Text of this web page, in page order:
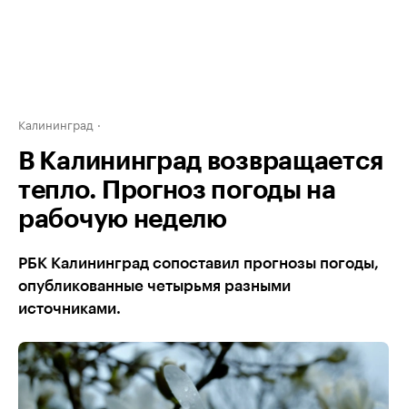
Калининград
В Калининград возвращается
тепло. Прогноз погоды на
рабочую неделю
РБК Калининград сопоставил прогнозы погоды,
опубликованные четырьмя разными
источниками.